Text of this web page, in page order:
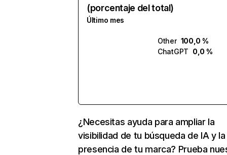
(porcentaje del total)
Último mes
Other 100,0 %
ChatGPT 0,0 %
¿Necesitas ayuda para ampliar la
visibilidad de tu búsqueda de IA y la
presencia de tu marca? Prueba